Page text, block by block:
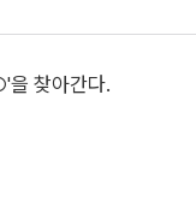
찾아간다.